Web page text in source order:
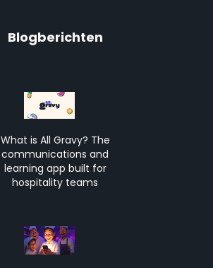
Blogberichten
What is All Gravy? The
communications and
learning app built for
hospitality teams